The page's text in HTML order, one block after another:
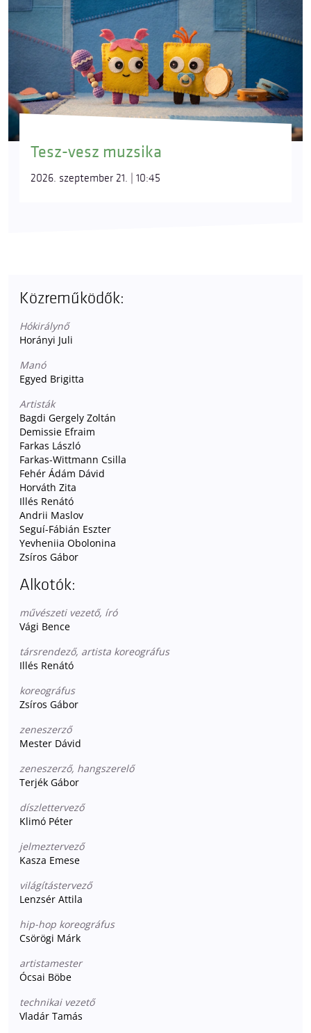
Tesz-vesz muzsika
2026. szeptember 21. | 10:45
Közreműködők:
Hókirálynő
Horányi Juli
Manó
Egyed Brigitta
Artisták
Bagdi Gergely Zoltán
Demissie Efraim
Farkas László
Farkas-Wittmann Csilla
Fehér Ádám Dávid
Horváth Zita
Illés Renátó
Andrii Maslov
Seguí-Fábián Eszter
Yevheniia Obolonina
Zsíros Gábor
Alkotók:
művészeti vezető, író
Vági Bence
társrendező, artista koreográfus
Illés Renátó
koreográfus
Zsíros Gábor
zeneszerző
Mester Dávid
zeneszerző, hangszerelő
Terjék Gábor
díszlettervező
Klimó Péter
jelmeztervező
Kasza Emese
világítástervező
Lenzsér Attila
hip-hop koreográfus
Csörögi Márk
artistamester
Ócsai Böbe
technikai vezető
Vladár Tamás